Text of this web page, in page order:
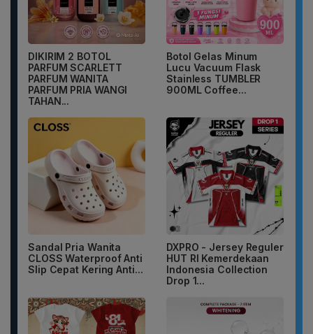
DIKIRIM 2 BOTOL
PARFUM SCARLETT
PARFUM WANITA
PARFUM PRIA WANGI
TAHAN...
Botol Gelas Minum
Lucu Vacuum Flask
Stainless TUMBLER
900ML Coffee...
Sandal Pria Wanita
CLOSS Waterproof Anti
Slip Cepat Kering Anti...
DXPRO - Jersey Reguler
HUT RI Kemerdekaan
Indonesia Collection
Drop 1...